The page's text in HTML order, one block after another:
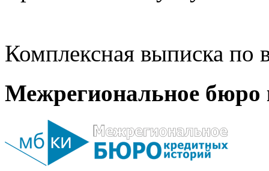
Комплексная выписка
Межрегиональное бюро